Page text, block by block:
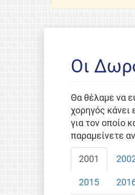
Οι
Θα θέλαμε να
χορηγός κάνει
για τον οποίο
παραμείνετε
2001
2015